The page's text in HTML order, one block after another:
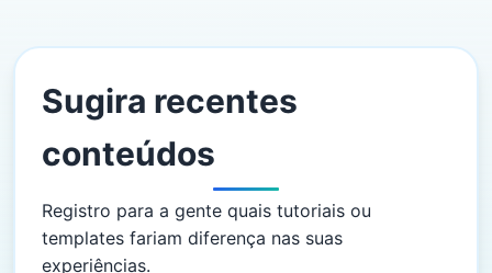
Sugira recentes
conteúdos
Registro para a gente quais tutoriais ou
templates fariam diferença nas suas
experiências.